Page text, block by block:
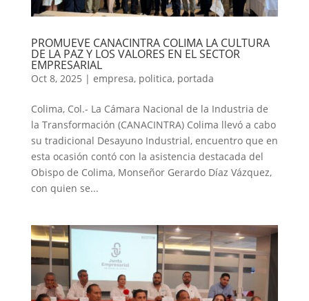
PROMUEVE CANACINTRA COLIMA LA CULTURA
DE LA PAZ Y LOS VALORES EN EL SECTOR
EMPRESARIAL
Oct 8, 2025 | empresa, politica, portada
Colima, Col.- La Cámara Nacional de la Industria de
la Transformación (CANACINTRA) Colima llevó a cabo
su tradicional Desayuno Industrial, encuentro que en
esta ocasión contó con la asistencia destacada del
Obispo de Colima, Monseñor Gerardo Díaz Vázquez,
con quien se...